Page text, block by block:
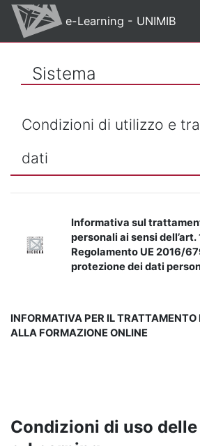
Vai al contenuto principale
e-Learning - UNIMIB
Sistema
Condizioni di utilizzo e
dati
Informativa sul
personali ai sensi dell’art.
Regolamento UE 2016/
protezione dei dati
INFORMATIVA PER IL TRATTAMENTO
ALLA FORMAZIONE ONLINE
Condizioni di uso